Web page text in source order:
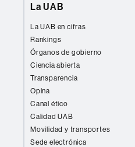
La UAB
La UAB en cifras
Rankings
Órganos de gobierno
Ciencia abierta
Transparencia
Opina
Canal ético
Calidad UAB
Movilidad y transportes
Sede electrónica